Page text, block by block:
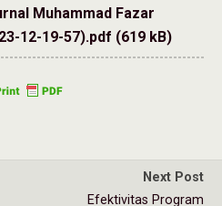
Muhammad Fazar
12-19-57).pdf (619 kB)
Next Post
Efektivitas Program